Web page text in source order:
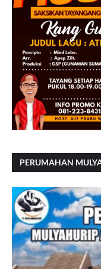
PERUMAHAN